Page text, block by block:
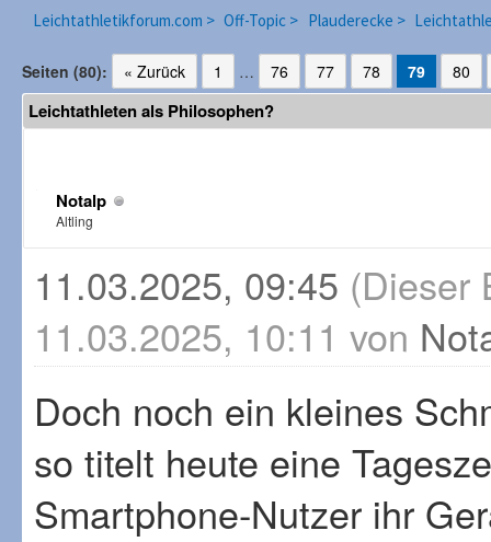
Leichtathletikforum.com > Off-Topic > Plauderecke >
Seiten (80): « Zurück 1 … 76 77 78 79 80
Leichtathleten als Philosophen?
Notalp
Altling
11.03.2025, 09:45 (Dieser
11.03.2025, 10:11 von
Doch noch ein kleines
so titelt heute eine
Smartphone-Nutzer ihr